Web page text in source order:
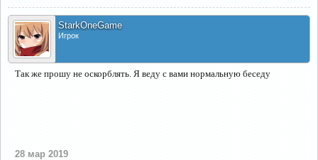
StarkOneGame
Игрок
Так же прошу не оскорблять. Я веду с вами нормальную беседу
28 мар 2019